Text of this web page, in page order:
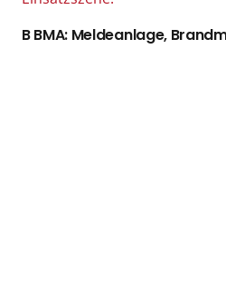
B BMA: Meldeanlage,